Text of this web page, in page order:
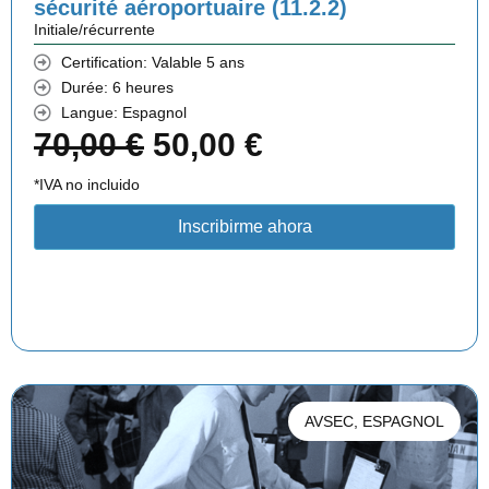
é
t
a
i
:
,
0
0
s
0
,
€
.
sécurité aéroportuaire (11.2.2)
Initiale/récurrente
Certification: Valable 5 ans
Durée: 6 heures
Langue: Espagnol
70,00€ L
r
i
n
i
50,00 €
p
r
a
c
t
*IVA no incluido
Inscribirme ahora
AVSEC ESPAGNOL